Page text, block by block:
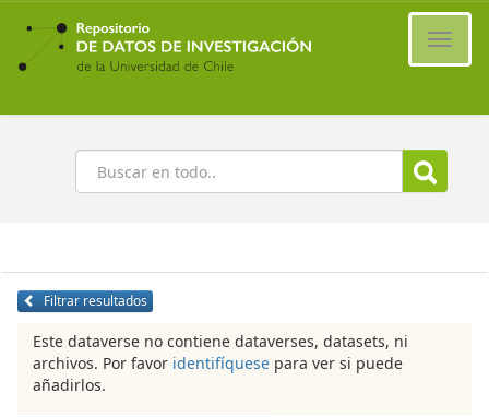
Ir
contenido
principal
Buscar
Filtrar resultados
Este dataverse no contiene dataverses, datasets, ni
archivos. Por favor identifíquese para ver si puede
añadirlos.